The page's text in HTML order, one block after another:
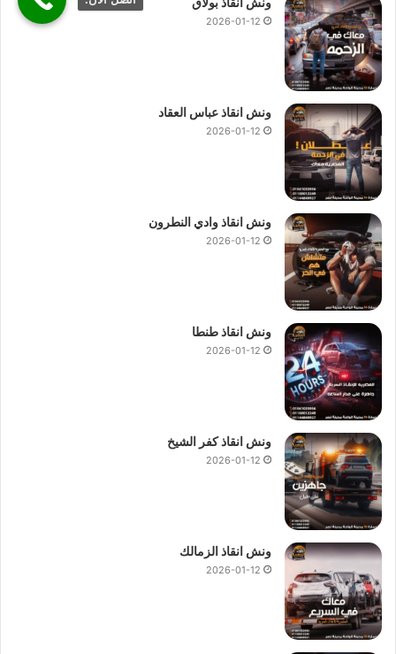
2026-01-12
ونش انقاذ عباس العقاد
2026-01-12
ونش انقاذ وادي النطرون
2026-01-12
ونش انقاذ طنطا
2026-01-12
ونش انقاذ كفر الشيخ
2026-01-12
ونش انقاذ الزمالك
2026-01-12